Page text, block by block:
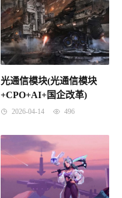
光通信模块(光通信模块
+CPO+AI+国企改革)
2026-04-14 496